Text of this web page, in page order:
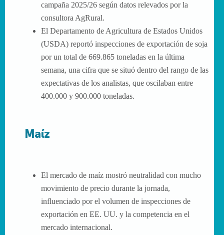
campaña 2025/26 según datos relevados por la
consultora AgRural.
El Departamento de Agricultura de Estados Unidos
(USDA) reportó inspecciones de exportación de soja
por un total de 669.865 toneladas en la última
semana, una cifra que se situó dentro del rango de las
expectativas de los analistas, que oscilaban entre
400.000 y 900.000 toneladas.
Maíz
El mercado de maíz mostró neutralidad con mucho
movimiento de precio durante la jornada,
influenciado por el volumen de inspecciones de
exportación en EE. UU. y la competencia en el
mercado internacional.